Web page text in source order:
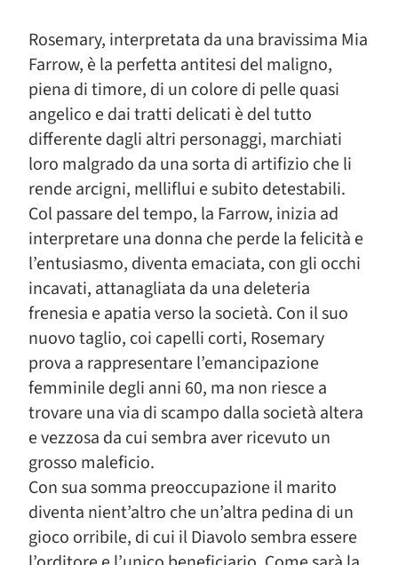
Rosemary, interpretata da una bravissima Mia
Farrow, è la perfetta antitesi del maligno,
piena di timore, di un colore di pelle quasi
angelico e dai tratti delicati è del tutto
differente dagli altri personaggi, marchiati
loro malgrado da una sorta di artifizio che li
rende arcigni, melliflui e subito detestabili.
Col passare del tempo, la Farrow, inizia ad
interpretare una donna che perde la felicità e
l’entusiasmo, diventa emaciata, con gli occhi
incavati, attanagliata da una deleteria
frenesia e apatia verso la società. Con il suo
nuovo taglio, coi capelli corti, Rosemary
prova a rappresentare l’emancipazione
femminile degli anni 60, ma non riesce a
trovare una via di scampo dalla società altera
e vezzosa da cui sembra aver ricevuto un
grosso maleficio.
Con sua somma preoccupazione il marito
diventa nient’altro che un’altra pedina di un
gioco orribile, di cui il Diavolo sembra essere